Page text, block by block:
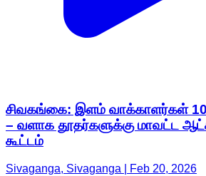
சிவகங்கை: இளம் வாக்காளர்கள்
– வளாக தூதர்களுக்கு மாவட்ட
கூட்டம்
Sivaganga, Sivaganga | Feb 20, 2026